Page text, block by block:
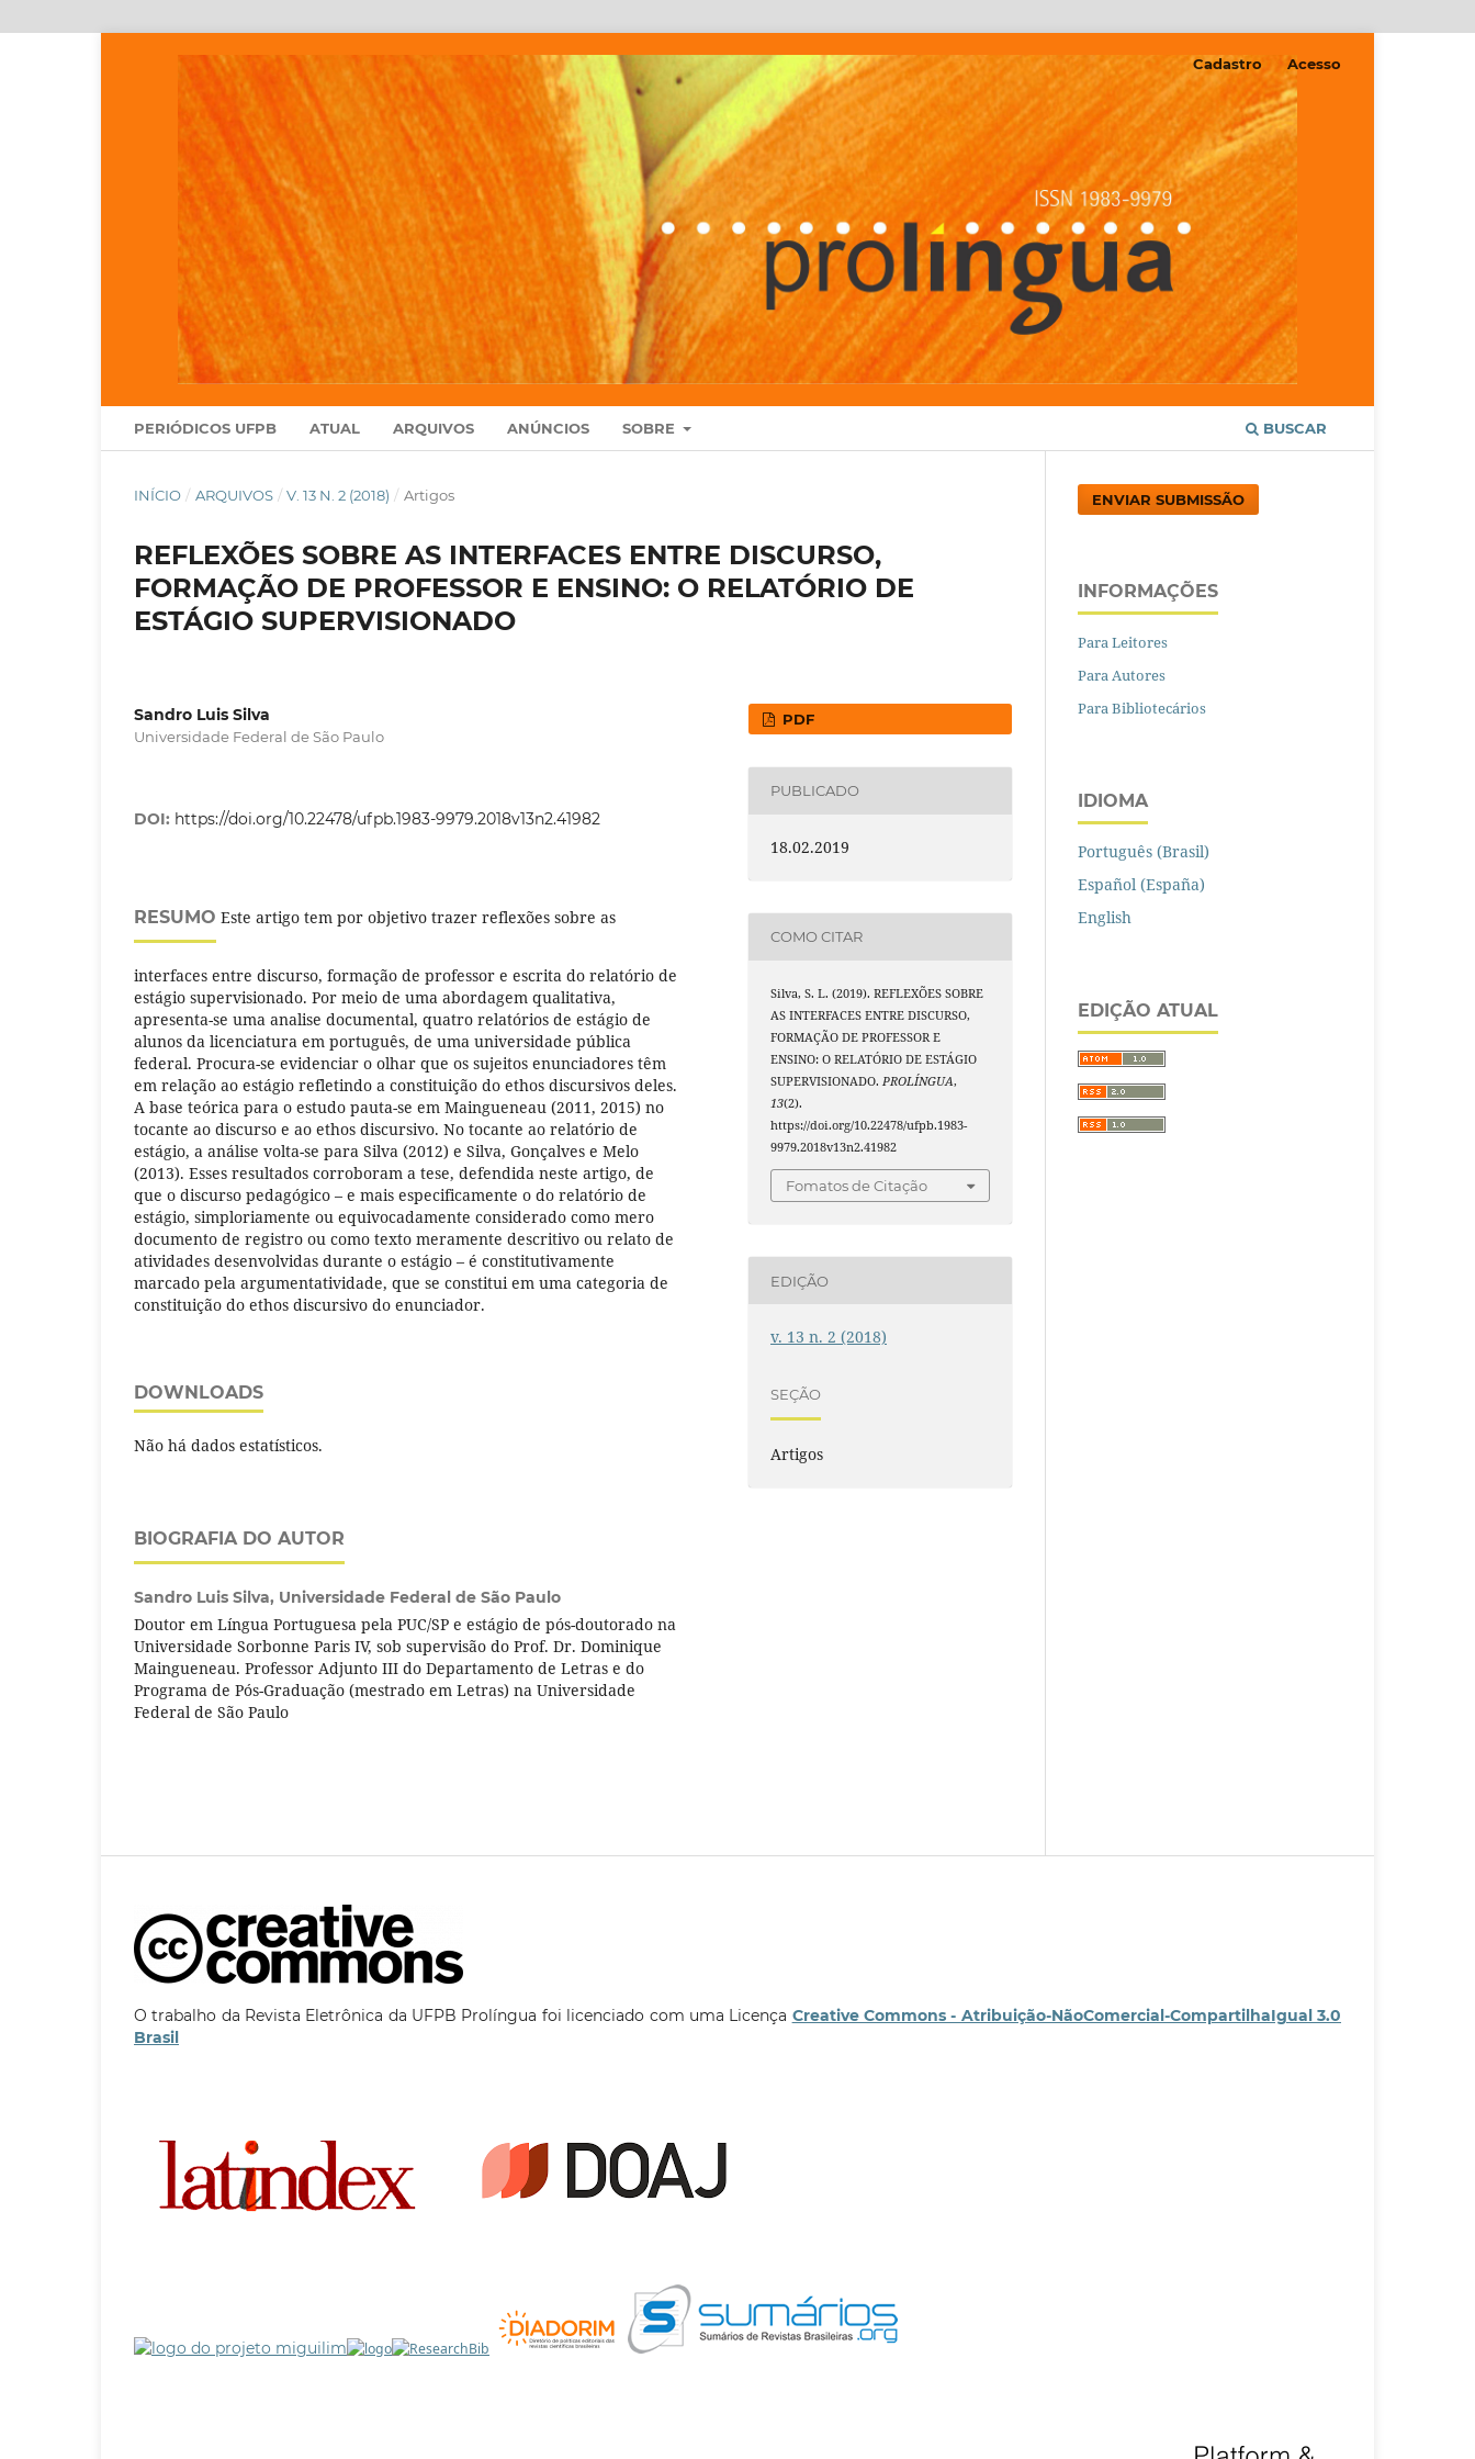
PERIÓDICOS UFPB ATUAL ARQUIVOS ANÚNCIOS SOBRE BUSCAR
Cadastro Acesso
INÍCIO / ARQUIVOS / V. 13 N. 2 (2018) / Artigos
REFLEXÕES SOBRE AS INTERFACES ENTRE DISCURSO,
FORMAÇÃO DE PROFESSOR E ENSINO: O RELATÓRIO DE
ESTÁGIO SUPERVISIONADO
Sandro Luis Silva
Universidade Federal de São Paulo
DOI: https://doi.org/10.22478/ufpb.1983-9979.2018v13n2.41982
RESUMO Este artigo tem por objetivo trazer reflexões sobre as
interfaces entre discurso, formação de professor e escrita do relatório de
estágio supervisionado. Por meio de uma abordagem qualitativa,
apresenta-se uma analise documental, quatro relatórios de estágio de
alunos da licenciatura em português, de uma universidade pública
federal. Procura-se evidenciar o olhar que os sujeitos enunciadores têm
em relação ao estágio refletindo a constituição do ethos discursivos deles.
A base teórica para o estudo pauta-se em Maingueneau (2011, 2015) no
tocante ao discurso e ao ethos discursivo. No tocante ao relatório de
estágio, a análise volta-se para Silva (2012) e Silva, Gonçalves e Melo
(2013). Esses resultados corroboram a tese, defendida neste artigo, de
que o discurso pedagógico – e mais especificamente o do relatório de
estágio, simploriamente ou equivocadamente considerado como mero
documento de registro ou como texto meramente descritivo ou relato de
atividades desenvolvidas durante o estágio – é constitutivamente
marcado pela argumentatividade, que se constitui em uma categoria de
constituição do ethos discursivo do enunciador.
DOWNLOADS
Não há dados estatísticos.
BIOGRAFIA DO AUTOR
Sandro Luis Silva, Universidade Federal de São Paulo
Doutor em Língua Portuguesa pela PUC/SP e estágio de pós-doutorado na
Universidade Sorbonne Paris IV, sob supervisão do Prof. Dr. Dominique
Maingueneau. Professor Adjunto III do Departamento de Letras e do
Programa de Pós-Graduação (mestrado em Letras) na Universidade
Federal de São Paulo
PDF
PUBLICADO
18.02.2019
COMO CITAR
Silva, S. L. (2019). REFLEXÕES SOBRE
AS INTERFACES ENTRE DISCURSO,
FORMAÇÃO DE PROFESSOR E
ENSINO: O RELATÓRIO DE ESTÁGIO
SUPERVISIONADO.PROLÍNGUA,
13(2).
https://doi.org/10.22478/ufpb.1983-
9979.2018v13n2.41982
Fomatos de Citação
EDIÇÃO
v. 13 n. 2 (2018)
SEÇÃO
Artigos
ENVIAR SUBMISSÃO
INFORMAÇÕES
Para Leitores
Para Autores
Para Bibliotecários
IDIOMA
Português (Brasil)
Español (España)
English
EDIÇÃO ATUAL
O trabalho da Revista Eletrônica da UFPB Prolíngua foi licenciado com uma Licença Creative Commons - Atribuição-NãoComercial-CompartilhaIgual 3.0
Brasil